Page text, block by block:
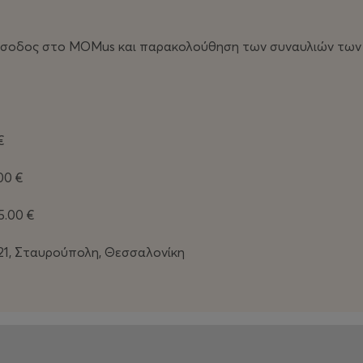
στο MOMus και παρακολούθηση των συναυλιών
€
€
Σταυρούπολη, Θεσσαλονίκη